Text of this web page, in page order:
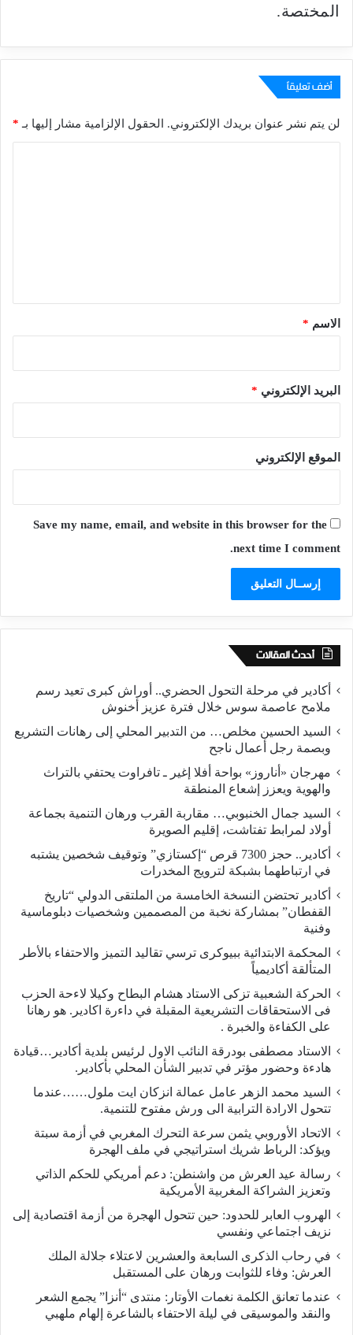
المختصة.
أضف تعليقاً
لن يتم نشر عنوان بريدك الإلكتروني. الحقول الإلزامية مشار إليها بـ *
*الاسم *
البريد الإلكتروني *
الموقع الإلكتروني
Save my name, email, and website in this browser for the
next time I comment.
أحدث المقالات
أكادير في مرحلة التحول الحضري.. أوراش كبرى تعيد رسم
ملامح عاصمة سوس خلال فترة عزيز أخنوش
السيد الحسين مخلص… من التدبير المحلي إلى رهانات التشريع
وبصمة رجل أعمال ناجح
مهرجان «أناروز» بواحة أفلا إغير ـ تافراوت يحتفي بالتراث
والهوية ويعزز إشعاع المنطقة
السيد جمال الخنبوبي… مقاربة القرب ورهان التنمية بجماعة
أولاد لمرابط تفتاشت، إقليم الصويرة
أكادير.. حجز 7300 قرص “إكستازي” وتوقيف شخصين يشتبه
في ارتباطهما بشبكة لترويج المخدرات
أكادير تحتضن النسخة الخامسة من الملتقى الدولي “تاريخ
القفطان” بمشاركة نخبة من المصممين وشخصيات دبلوماسية
وفنية
المحكمة الابتدائية ببيوكرى ترسي تقاليد التميز والاحتفاء بالأطر
المتألقة أكاديمياً
الحركة الشعبية تزكى الاستاد هشام البطاح وكيلا لاءحة الحزب
فى الاستحقاقات التشريعية المقبلة في داءرة اكادير. هو رهانا
على الكفاءة والخبرة .
الاستاد مصطفى بودرقة النائب الاول لرئيس بلدية أكادير…قيادة
هادءة وحضور مؤتر في تدبير الشأن المحلي بأكادير.
السيد محمد الزهر عامل عمالة انزكان ايت ملول……عندما
تتحول الارادة الترابية الى ورش مفتوح للتنمية.
الاتحاد الأوروبي يثمن سرعة التحرك المغربي في أزمة سبتة
ويؤكد: الرباط شريك استراتيجي في ملف الهجرة
رسالة عيد العرش من واشنطن: دعم أمريكي للحكم الذاتي
وتعزيز الشراكة المغربية الأمريكية
​الهروب العابر للحدود: حين تتحول الهجرة من أزمة اقتصادية إلى
نزيف اجتماعي ونفسي
في رحاب الذكرى السابعة والعشرين لاعتلاء جلالة الملك
العرش: وفاء للثوابت ورهان على المستقبل
​عندما تعانق الكلمة نغمات الأوتار: منتدى “أنزا” يجمع الشعر
والنقد والموسيقى في ليلة الاحتفاء بالشاعرة إلهام ملهبي